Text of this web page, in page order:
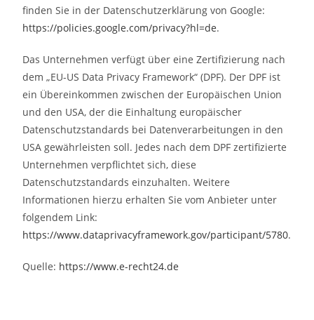
finden Sie in der Datenschutzerklärung von Google:
https://policies.google.com/privacy?hl=de.
Das Unternehmen verfügt über eine Zertifizierung nach
dem „EU-US Data Privacy Framework“ (DPF). Der DPF ist
ein Übereinkommen zwischen der Europäischen Union
und den USA, der die Einhaltung europäischer
Datenschutzstandards bei Datenverarbeitungen in den
USA gewährleisten soll. Jedes nach dem DPF zertifizierte
Unternehmen verpflichtet sich, diese
Datenschutzstandards einzuhalten. Weitere
Informationen hierzu erhalten Sie vom Anbieter unter
folgendem Link:
https://www.dataprivacyframework.gov/participant/5780.
Quelle: https://www.e-recht24.de